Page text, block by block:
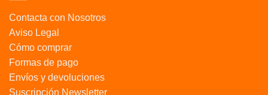
Contacta con Nosotros
Aviso Legal
Cómo comprar
Formas de pago
Envíos y devoluciones
Suscripción Newsletter